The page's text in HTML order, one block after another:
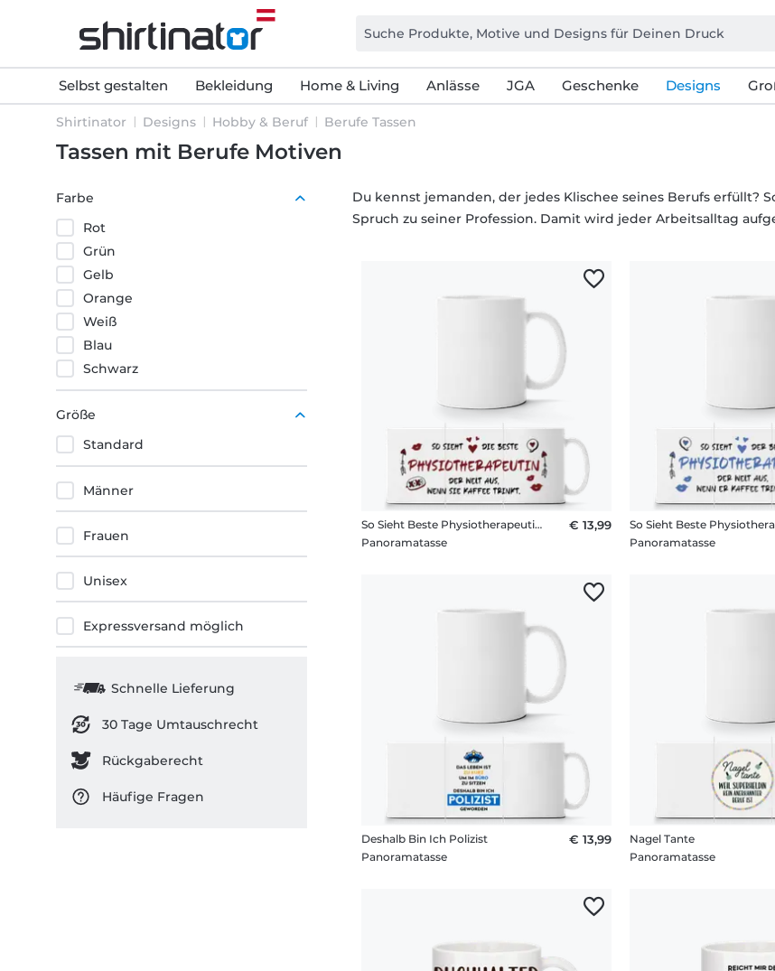
Selbst gestalten Bekleidung Home & Living Anlässe JGA Geschenke Designs
Shirtinator Designs Hobby & Beruf Berufe Tassen
Tassen mit Berufe Motiven
Farbe
Rot
Grün
Gelb
Orange
Weiß
Blau
Schwarz
Größe
Standard
Männer
Frauen
Unisex
Expressversand möglich
Schnelle Lieferung
30 Tage Umtauschrecht
Rückgaberecht
Häufige Fragen
Du kennst jemanden, der jedes Klischee seines Berufs erfüllt?
Spruch zu seiner Profession. Damit wird jeder Arbeitsalltag
So Sieht Beste Physiotherapeutin Kaffee
Panoramatasse
€ 13,99
Panoramatasse
Deshalb Bin Ich Polizist
Panoramatasse
€ 13,99
Nagel Tante
Panoramatasse